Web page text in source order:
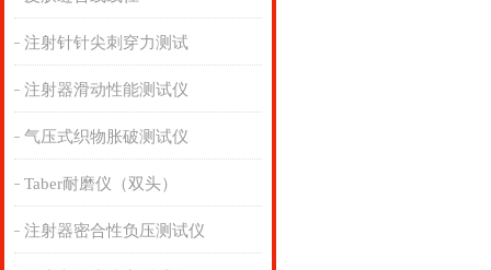
注射针针尖刺穿力测试
注射器滑动性能测试仪
气压式织物胀破测试仪
Taber耐磨仪（双头）
注射器密合性负压测试仪